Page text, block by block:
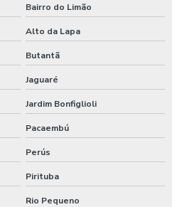
de segurança
do trabalho
de segurança
Bairro do Limão
Alto da Lapa
Butantã
Jaguaré
Jardim Bonfiglioli
Pacaembú
Perús
Pirituba
Rio Pequeno